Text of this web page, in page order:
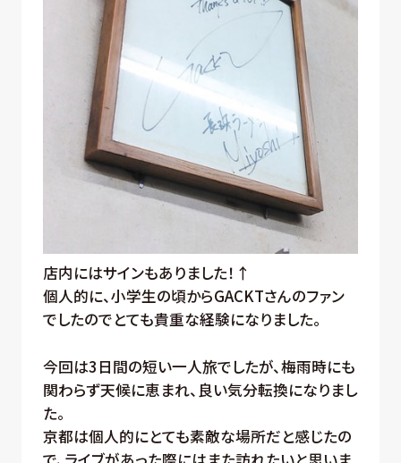
店内にはサインもありました！↑
個人的に、小学生の頃からGACKTさんのファン
でしたのでとても貴重な経験になりました。
今回は3日間の短い一人旅でしたが、梅雨時にも
関わらず天候に恵まれ、良い気分転換になりまし
た。
京都は個人的にとても素敵な場所だと感じたの